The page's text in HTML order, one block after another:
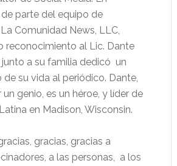
parte del equipo de
Comunidad News, LLC,
reconocimiento al Lic. Dante
junto a su familia dedicó un
su vida al periódico. Dante,
genio, es un héroe, y líder de
en Madison, Wisconsin.
gracias, gracias a
a las personas, a los